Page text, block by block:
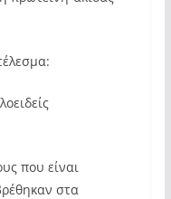
που είναι
στα